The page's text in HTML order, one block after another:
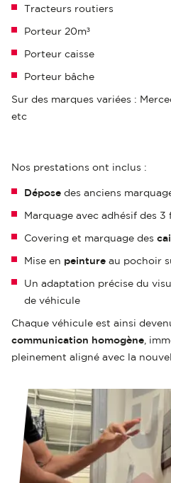
Tracteurs routiers
Porteur 20m³
Porteur caisse
Porteur bâche
Sur des marques variées :
etc
Nos prestations ont inclus :
Dépose des anciens
Marquage avec adhésif des 3
Covering et marquage des
Mise en peinture au pochoir
Un adaptation précise du
de véhicule
Chaque véhicule est ainsi
communication homogène ,
pleinement aligné avec la